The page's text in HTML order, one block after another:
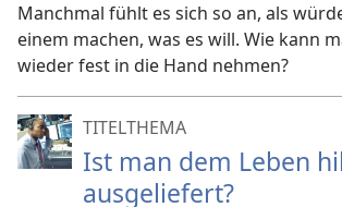
Manchmal fühlt es sich so an, als
einem machen, was es will. Wie kann
wieder fest in die Hand nehmen?
TITELTHEMA
Ist man dem Leben
ausgeliefert?